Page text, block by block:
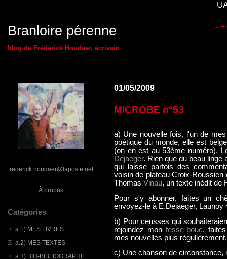
Branloire pérenne
blog de Frédérick Houdaer, écrivain
frederick.houdaer@laposte.net
À propos
Catégories
a.1) MES LIVRES
a.2) MES TEXTES
a.3) BIO-BIBLIOGRAPHIE
01/05/2009
MICROBE n°53
a) Une nouvelle fois, l'un de
poétique du monde, elle est
(on en est au 53ème numéro).
Dejaeger. Rien que du beau
qui laisse parfois des
voisin de plateau Croix-
Thomas Vinau, un texte inédit de
Pour s'y abonner, faites un
envoyez-le à E.Dejaeger,
b) Pour ceusses qui
rejoindez monfesse-bouc,
mes nouvelles plus régulièrement.
c) Une chanson de circonstance,